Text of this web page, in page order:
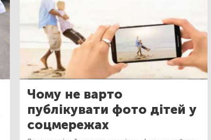
Чому не варто
публікувати фото дітей у
соцмережах